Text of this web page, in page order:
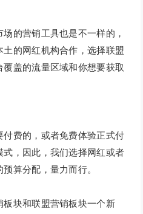
的营销工具也是不一样的，
的网红机构合作，选择联盟
盖的流量区域和你想要获取
费的，或者免费体验正式付
，因此，我们选择网红或者
算分配，量力而行。
块和联盟营销板块一个新